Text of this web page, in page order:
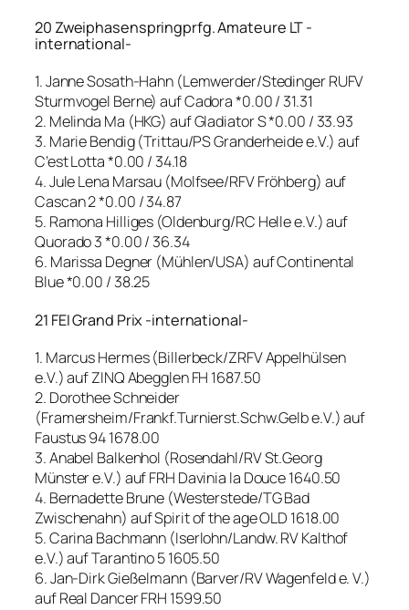
20 Zweiphasenspringprfg. Amateure LT -
international-
1. Janne Sosath-Hahn (Lemwerder/Stedinger RUFV
Sturmvogel Berne) auf Cadora *0.00 / 31.31
2. Melinda Ma (HKG) auf Gladiator S *0.00 / 33.93
3. Marie Bendig (Trittau/PS Granderheide e.V.) auf
C’est Lotta *0.00 / 34.18
4. Jule Lena Marsau (Molfsee/RFV Fröhberg) auf
Cascan 2 *0.00 / 34.87
5. Ramona Hilliges (Oldenburg/RC Helle e.V.) auf
Quorado 3 *0.00 / 36.34
6. Marissa Degner (Mühlen/USA) auf Continental
Blue *0.00 / 38.25
21 FEI Grand Prix -international-
1. Marcus Hermes (Billerbeck/ZRFV Appelhülsen
e.V.) auf ZINQ Abegglen FH 1687.50
2. Dorothee Schneider
(Framersheim/Frankf.Turnierst.Schw.Gelb e.V.) auf
Faustus 94 1678.00
3. Anabel Balkenhol (Rosendahl/RV St.Georg
Münster e.V.) auf FRH Davinia la Douce 1640.50
4. Bernadette Brune (Westerstede/TG Bad
Zwischenahn) auf Spirit of the age OLD 1618.00
5. Carina Bachmann (Iserlohn/Landw. RV Kalthof
e.V.) auf Tarantino 5 1605.50
6. Jan-Dirk Gießelmann (Barver/RV Wagenfeld e. V.)
auf Real Dancer FRH 1599.50